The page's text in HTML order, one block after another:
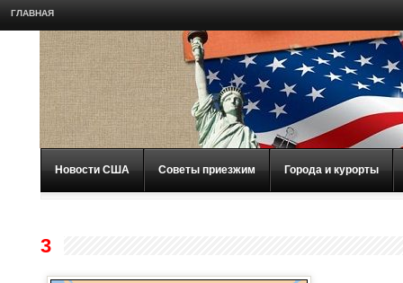
ГЛАВНАЯ
Новости США Советы приезжим Города и курорты
3